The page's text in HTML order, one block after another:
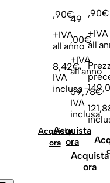
Acquista
ora
,90€
+IVA
all'anno
8,42€
IVA
inclusa
Acquista
ora
49
,00€
+IVA
all'anno
59,78€
IVA
inclusa
Acquista
ora
,90€
+IVA